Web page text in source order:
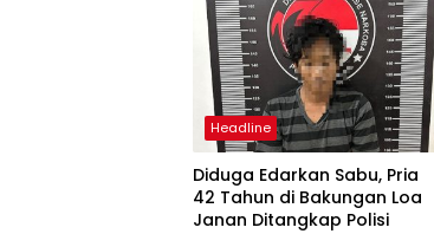
Headline
Diduga Edarkan Sabu, Pria
42 Tahun di Bakungan Loa
Janan Ditangkap Polisi